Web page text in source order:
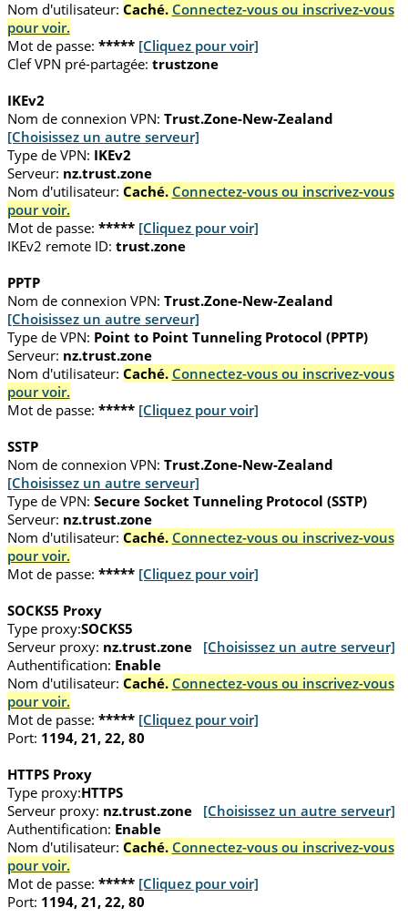
Nom d'utilisateur: Caché. Connectez-vous ou inscrivez-vous
pour voir.
Mot de passe: ***** [Cliquez pour voir]
Clef VPN pré-partagée: trustzone
IKEv2
Nom de connexion VPN: Trust.Zone-New-Zealand
[Choisissez un autre serveur]
Type de VPN: IKEv2
Serveur: nz.trust.zone
Nom d'utilisateur: Caché. Connectez-vous ou inscrivez-vous
pour voir.
Mot de passe: ***** [Cliquez pour voir]
IKEv2 remote ID: trust.zone
PPTP
Nom de connexion VPN: Trust.Zone-New-Zealand
[Choisissez un autre serveur]
Type de VPN: Point to Point Tunneling Protocol (PPTP)
Serveur: nz.trust.zone
Nom d'utilisateur: Caché. Connectez-vous ou inscrivez-vous
pour voir.
Mot de passe: ***** [Cliquez pour voir]
SSTP
Nom de connexion VPN: Trust.Zone-New-Zealand
[Choisissez un autre serveur]
Type de VPN: Secure Socket Tunneling Protocol (SSTP)
Serveur: nz.trust.zone
Nom d'utilisateur: Caché. Connectez-vous ou inscrivez-vous
pour voir.
Mot de passe: ***** [Cliquez pour voir]
SOCKS5 Proxy
Type proxy:SOCKS5
Serveur proxy: nz.trust.zone
[Choisissez un autre serveur]
Authentification: Enable
Nom d'utilisateur: Caché. Connectez-vous ou inscrivez-vous
pour voir.
Mot de passe: ***** [Cliquez pour voir]
Port: 1194, 21, 22, 80
HTTPS Proxy
Type proxy:HTTPS
Serveur proxy: nz.trust.zone
[Choisissez un autre serveur]
Authentification: Enable
Nom d'utilisateur: Caché. Connectez-vous ou inscrivez-vous
pour voir.
Mot de passe: ***** [Cliquez pour voir]
Port: 1194, 21, 22, 80